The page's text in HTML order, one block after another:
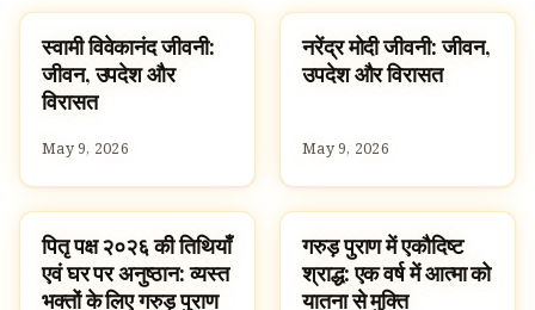
FAMOUS HINDUS
स्वामी विवेकानंद जीवनी:
जीवन, उपदेश और
विरासत
May 9, 2026
FAMOUS HINDUS
नरेंद्र मोदी जीवनी: जीवन,
उपदेश और विरासत
May 9, 2026
HOMEBANNER
पितृ पक्ष २०२६ की तिथियाँ
एवं घर पर अनुष्ठान: व्यस्त
भक्तों के लिए गरुड़ पुराण
TRADITIONS
गरुड़ पुराण में एकौदिष्ट
श्राद्ध: एक वर्ष में आत्मा को
यातना से मुक्ति